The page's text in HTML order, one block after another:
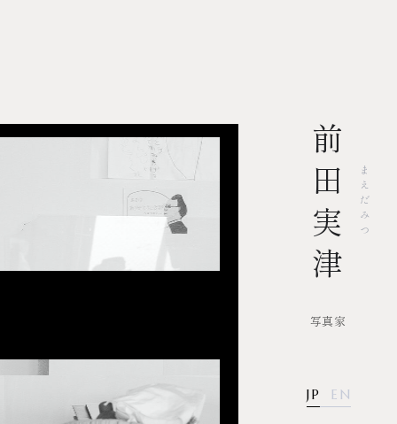
前
田
実
津
ま
え
だ
み
つ
写真家
JP EN